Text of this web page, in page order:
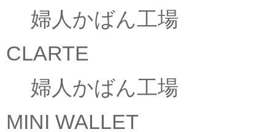
婦人かばん工場
CLARTE
婦人かばん工場
MINI WALLET